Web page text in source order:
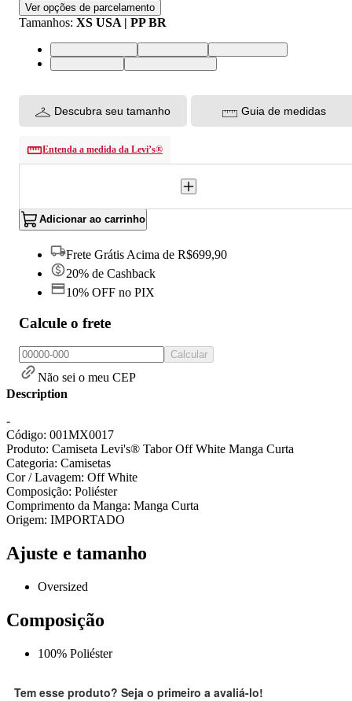
Ver opções de parcelamento
Tamanhos: XS USA | PP BR
XS USA | PP BRS USA | P BRM USA | M BR
L USA | G BRXL USA | GG BR
Descubra seu tamanho Guia de medidas
Entenda a medida da Levi’s®
Adicionar ao carrinho
Frete Grátis Acima de R$699,90
20% de Cashback
10% OFF no PIX
Calcule o frete
Calcular
Não sei o meu CEP
Description
-
Código: 001MX0017
Produto: Camiseta Levi's® Tabor Off White Manga Curta
Categoria: Camisetas
Cor / Lavagem: Off White
Composição: Poliéster
Comprimento da Manga: Manga Curta
Origem: IMPORTADO
Ajuste e tamanho
Oversized
Composição
100% Poliéster
Tem esse produto? Seja o primeiro a avaliá-lo!